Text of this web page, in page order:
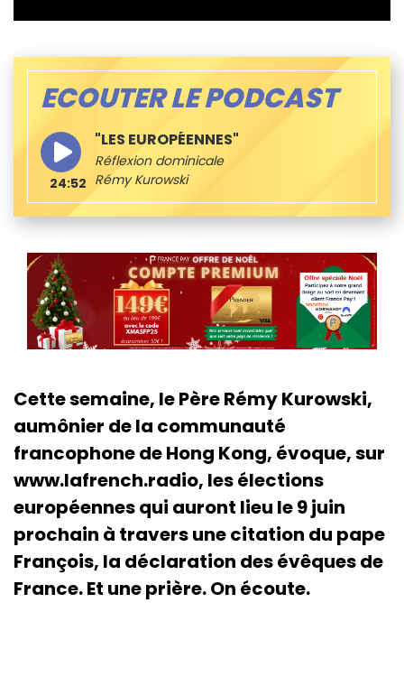
ECOUTER LE PODCAST
"LES EUROPÉENNES"
Réflexion dominicale
Rémy Kurowski
24:52
Cette semaine, le Père Rémy Kurowski,
aumônier de la communauté
francophone de Hong Kong, évoque, sur
www.lafrench.radio, les élections
européennes qui auront lieu le 9 juin
prochain à travers une citation du pape
François, la déclaration des évêques de
France. Et une prière. On écoute.